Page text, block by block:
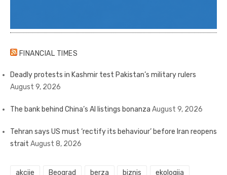
FINANCIAL TIMES
Deadly protests in Kashmir test Pakistan’s military rulers
August 9, 2026
The bank behind China’s AI listings bonanza August 9, 2026
Tehran says US must ‘rectify its behaviour’ before Iran reopens
strait August 8, 2026
akcije Beograd berza biznis ekologija